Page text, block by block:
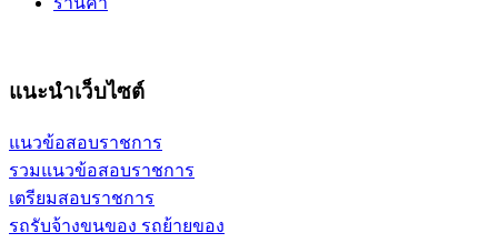
แนะนำเว็บไซต์
แนวข้อสอบราชการ
รวมแนวข้อสอบราชการ
เตรียมสอบราชการ
รถรับจ้างขนของ รถย้ายของ